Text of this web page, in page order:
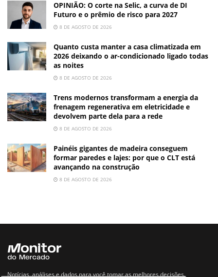
OPINIÃO: O corte na Selic, a curva de DI
Futuro e o prêmio de risco para 2027
8 DE AGOSTO DE 2026
Quanto custa manter a casa climatizada em
2026 deixando o ar-condicionado ligado todas
as noites
8 DE AGOSTO DE 2026
Trens modernos transformam a energia da
frenagem regenerativa em eletricidade e
devolvem parte dela para a rede
8 DE AGOSTO DE 2026
Painéis gigantes de madeira conseguem
formar paredes e lajes: por que o CLT está
avançando na construção
8 DE AGOSTO DE 2026
Notícias, análises e dados para você tomar as melhores decisões.